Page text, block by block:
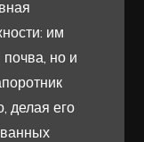
им
но и
делая его